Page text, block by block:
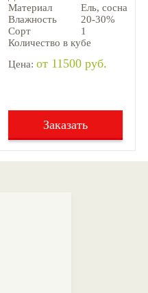
Материал
Ель, cосна
Влажность
20-30%
Сорт
1
Количество в кубе
Цена: от 11500 руб.
Заказать